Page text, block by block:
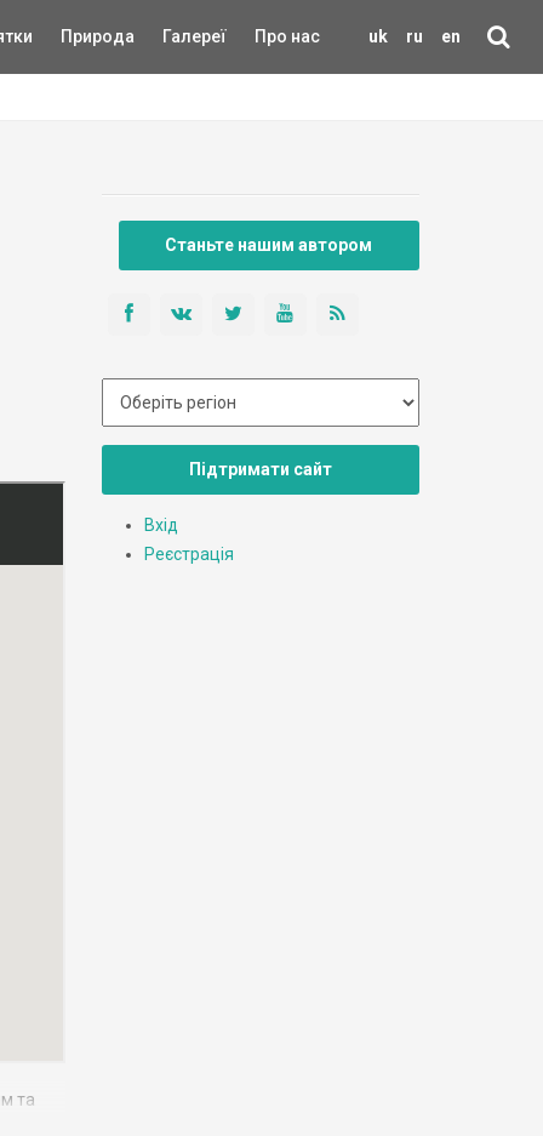
uk ru en
Природа Галереї Про нас
та
Станьте нашим автором
Підтримати сайт
Вхід
Реєстрація